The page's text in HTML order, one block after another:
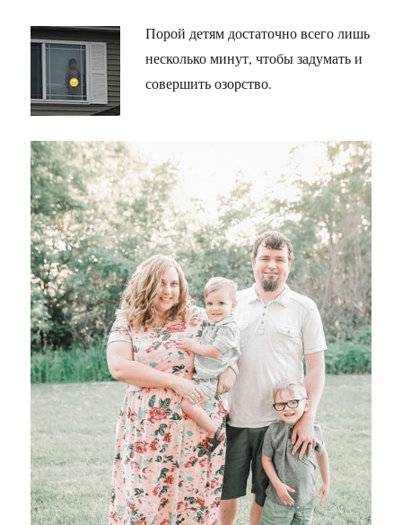
Порой детям достаточно всего лишь
несколько минут, чтобы задумать и
совершить озорство.